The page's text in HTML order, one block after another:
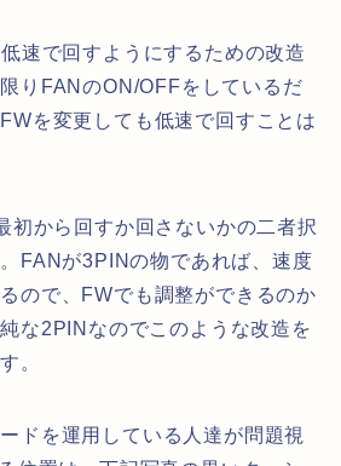
速で回すようにするための改造
りFANのON/OFFをしているだ
を変更しても低速で回すことは
初から回すか回さないかの二者択
FANが3PINの物であれば、速度
ので、FWでも調整ができるのか
な2PINなのでこのような改造を
。
ドを運用している人達が問題視